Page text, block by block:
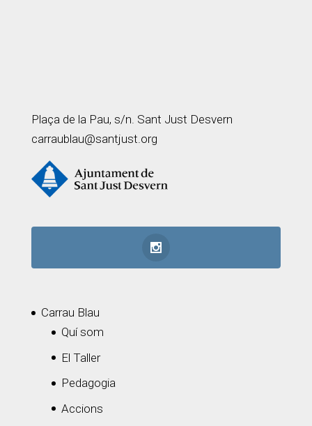
Plaça de la Pau, s/n. Sant Just Desvern
carraublau@santjust.org
Carrau Blau
Quí som
El Taller
Pedagogia
Accions